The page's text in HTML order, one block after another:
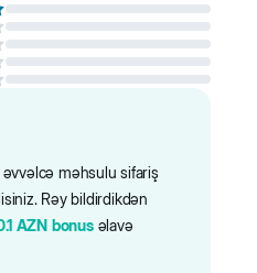
məhsulu sifariş
Rəy bildirdikdən
AZN bonusəlavə